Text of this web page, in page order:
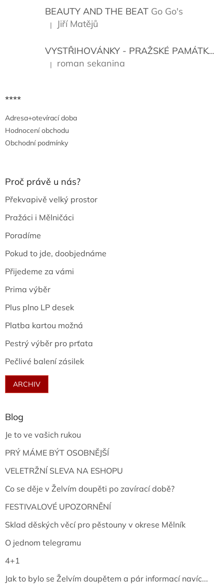
BEAUTY AND THE BEAT Go Go's
Hodnocení produktu je 5 z 5 hvězdiček.
| Jiří Matějů
VYSTŘIHOVÁNKY - PRAŽSKÉ PAMÁTKY
Hodnocení produktu je 5 z 5 hvězdiček.
| roman sekanina
****
Adresa+otevírací doba
Hodnocení obchodu
Obchodní podmínky
Proč právě u nás?
Překvapivě velký prostor
Pražáci i Mělničáci
Poradíme
Pokud to jde, doobjednáme
Přijedeme za vámi
Prima výběr
Plus plno LP desek
Platba kartou možná
Pestrý výběr pro prťata
Pečlivé balení zásilek
ARCHIV
Blog
Je to ve vašich rukou
PRÝ MÁME BÝT OSOBNĚJŠÍ
VELETRŽNÍ SLEVA NA ESHOPU
Co se děje v Želvím doupěti po zavírací době?
FESTIVALOVÉ UPOZORNĚNÍ
Sklad děských věcí pro pěstouny v okrese Mělník
O jednom telegramu
4+1
Jak to bylo se Želvím doupětem a pár informací navíc...